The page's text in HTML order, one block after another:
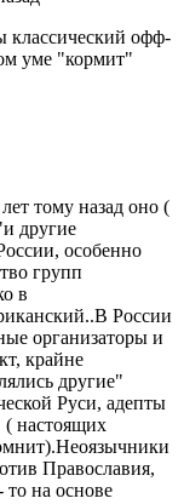
классический офф-
уме "кормит"
тому назад оно (
другие
особенно
групп
в
России
организаторы и
крайне
другие"
Руси, адепты
настоящих
Православия,
то на основе